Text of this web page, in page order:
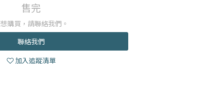
售完
購買，請聯絡我們。
聯絡我們
加入追蹤清單